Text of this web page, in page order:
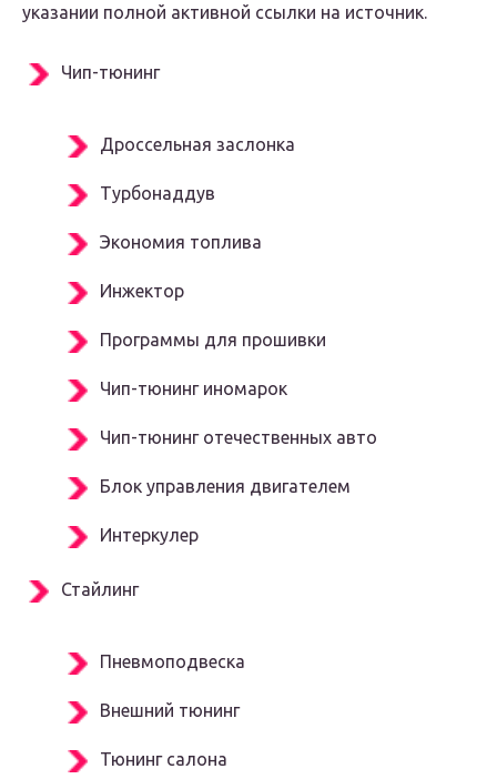
указании полной активной ссылки на источник.
Чип-тюнинг
Дроссельная заслонка
Турбонаддув
Экономия топлива
Инжектор
Программы для прошивки
Чип-тюнинг иномарок
Чип-тюнинг отечественных авто
Блок управления двигателем
Интеркулер
Стайлинг
Пневмоподвеска
Внешний тюнинг
Тюнинг салона